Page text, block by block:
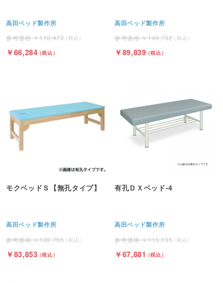
高田ベッド製作所
110,473
66,284
高田ベッド製作所
149,732
89,839
モクベッドＳ【無孔タイプ】
高田ベッド製作所
139,755
83,853
有孔ＤＸベッド-4
高田ベッド製作所
113,135
67,881